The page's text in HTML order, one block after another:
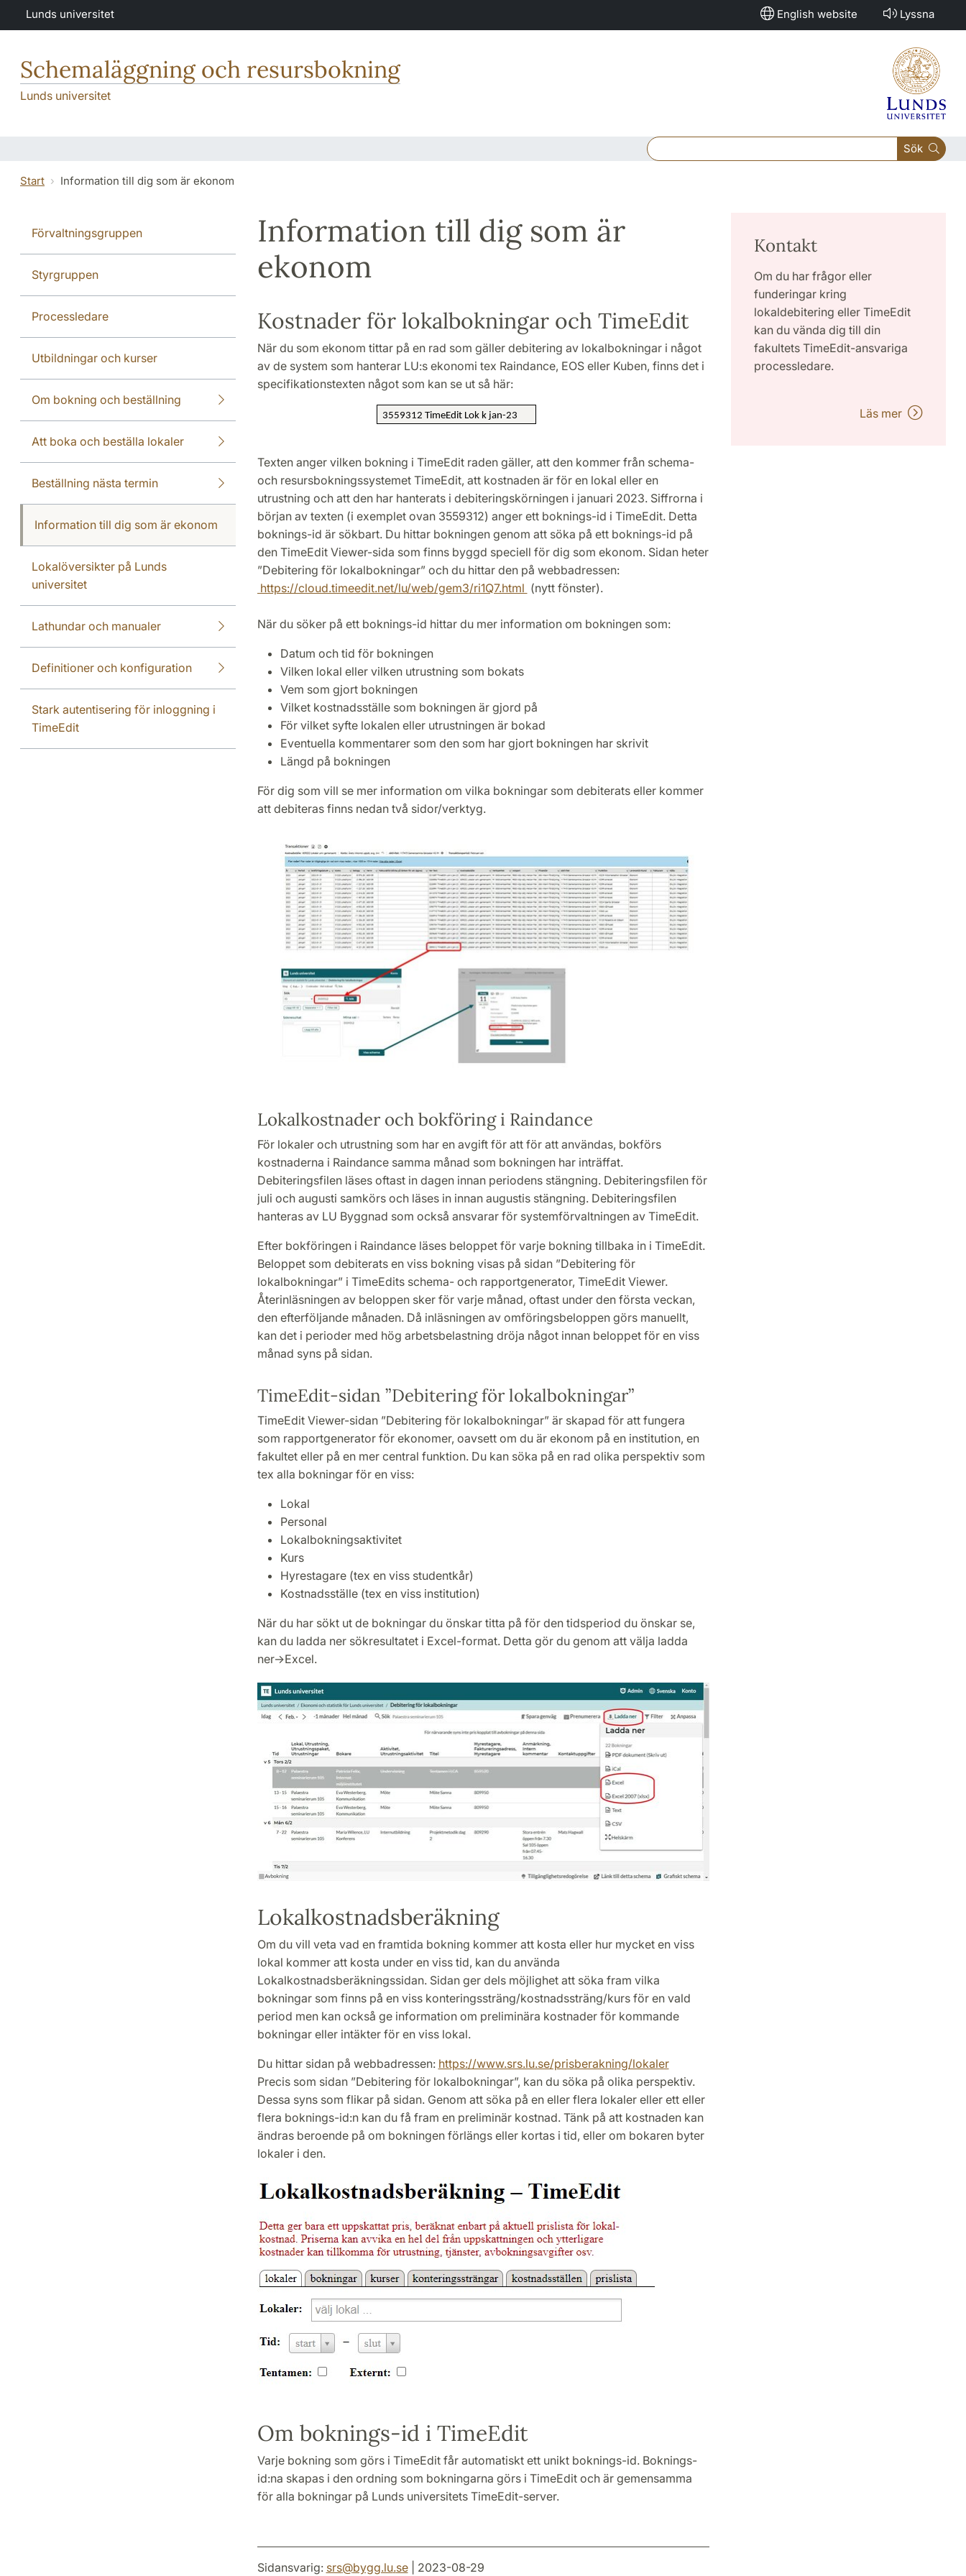
Hoppa till huvudinnehåll
Lunds universitet English website Lyssna
Schemaläggning och resursbokning
Lunds universitet
Sök
Start Information till dig som är ekonom
Förvaltningsgruppen
Styrgruppen
Processledare
Utbildningar och kurser
Om bokning och beställning
Att boka och beställa lokaler
Beställning nästa termin
Information till dig som är ekonom
Lokalöversikter på Lunds
universitet
Lathundar och manualer
Definitioner och konfiguration
Stark autentisering för inloggning i
TimeEdit
Information till dig som är
ekonom
Kostnader för lokalbokningar och TimeEdit
När du som ekonom tittar på en rad som gäller debitering av lokalbokningar i något
av de system som hanterar LU:s ekonomi tex Raindance, EOS eller Kuben, finns det i
specifikationstexten något som kan se ut så här:
3559312 TimeEdit Lok k jan-23
Texten anger vilken bokning i TimeEdit raden gäller, att den kommer från schema-
och resursbokningssystemet TimeEdit, att kostnaden är för en lokal eller en
utrustning och att den har hanterats i debiteringskörningen i januari 2023. Siffrorna i
början av texten (i exemplet ovan 3559312) anger ett boknings-id i TimeEdit. Detta
boknings-id är sökbart. Du hittar bokningen genom att söka på ett boknings-id på
den TimeEdit Viewer-sida som finns byggd speciell för dig som ekonom. Sidan heter
”Debitering för lokalbokningar” och du hittar den på webbadressen:
https://cloud.timeedit.net/lu/web/gem3/ri1Q7.html (nytt fönster).
När du söker på ett boknings-id hittar du mer information om bokningen som:
Datum och tid för bokningen
Vilken lokal eller vilken utrustning som bokats
Vem som gjort bokningen
Vilket kostnadsställe som bokningen är gjord på
För vilket syfte lokalen eller utrustningen är bokad
Eventuella kommentarer som den som har gjort bokningen har skrivit
Längd på bokningen
För dig som vill se mer information om vilka bokningar som debiterats eller kommer
att debiteras finns nedan två sidor/verktyg.
Lokalkostnader och bokföring i Raindance
För lokaler och utrustning som har en avgift för att för att användas, bokförs
kostnaderna i Raindance samma månad som bokningen har inträffat.
Debiteringsfilen läses oftast in dagen innan periodens stängning. Debiteringsfilen för
juli och augusti samkörs och läses in innan augustis stängning. Debiteringsfilen
hanteras av LU Byggnad som också ansvarar för systemförvaltningen av TimeEdit.
Efter bokföringen i Raindance läses beloppet för varje bokning tillbaka in i TimeEdit.
Beloppet som debiterats en viss bokning visas på sidan ”Debitering för
lokalbokningar” i TimeEdits schema- och rapportgenerator, TimeEdit Viewer.
Återinläsningen av beloppen sker för varje månad, oftast under den första veckan,
den efterföljande månaden. Då inläsningen av omföringsbeloppen görs manuellt,
kan det i perioder med hög arbetsbelastning dröja något innan beloppet för en viss
månad syns på sidan.
TimeEdit-sidan ”Debitering för lokalbokningar”
TimeEdit Viewer-sidan ”Debitering för lokalbokningar” är skapad för att fungera
som rapportgenerator för ekonomer, oavsett om du är ekonom på en institution, en
fakultet eller på en mer central funktion. Du kan söka på en rad olika perspektiv som
tex alla bokningar för en viss:
Lokal
Personal
Lokalbokningsaktivitet
Kurs
Hyrestagare (tex en viss studentkår)
Kostnadsställe (tex en viss institution)
När du har sökt ut de bokningar du önskar titta på för den tidsperiod du önskar se,
kan du ladda ner sökresultatet i Excel-format. Detta gör du genom att välja ladda
ner->Excel.
Lokalkostnadsberäkning
Om du vill veta vad en framtida bokning kommer att kosta eller hur mycket en viss
lokal kommer att kosta under en viss tid, kan du använda
Lokalkostnadsberäkningssidan. Sidan ger dels möjlighet att söka fram vilka
bokningar som finns på en viss konteringssträng/kostnadssträng/kurs för en vald
period men kan också ge information om preliminära kostnader för kommande
bokningar eller intäkter för en viss lokal.
Du hittar sidan på webbadressen: https://www.srs.lu.se/prisberakning/lokaler
Precis som sidan ”Debitering för lokalbokningar”, kan du söka på olika perspektiv.
Dessa syns som flikar på sidan. Genom att söka på en eller flera lokaler eller ett eller
flera boknings-id:n kan du få fram en preliminär kostnad. Tänk på att kostnaden kan
ändras beroende på om bokningen förlängs eller kortas i tid, eller om bokaren byter
lokaler i den.
Om boknings-id i TimeEdit
Varje bokning som görs i TimeEdit får automatiskt ett unikt boknings-id. Boknings-
id:na skapas i den ordning som bokningarna görs i TimeEdit och är gemensamma
för alla bokningar på Lunds universitets TimeEdit-server.
Kontakt
Om du har frågor eller
funderingar kring
lokaldebitering eller TimeEdit
kan du vända dig till din
fakultets TimeEdit-ansvariga
processledare.
Läs mer
Sidansvarig: srs@bygg.lu.se| 2023-08-29